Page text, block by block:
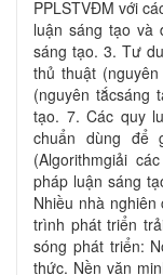
PPLSTVĐM với
luận sáng tạo và
sáng tạo. 3. Tư
thủ thuật
(nguyên tắcsáng
tạo. 7. Các quy
chuẩn dùng để
(Algorithmgiải
pháp luận sáng
Nhiều nhà
trình phát triển
sóng phát triển:
thức. Nền văn